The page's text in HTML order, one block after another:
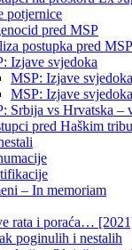
potjernice
pred MSP
postupka pred MSP
Izjave svjedoka
MSP: Izjave
MSP: Izjave
Srbija vs Hrvatska –
pred Haškim
– In memoriam
rata i poraća…
poginulih i nestalih